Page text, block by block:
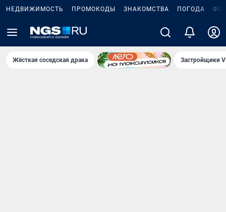
НЕДВИЖИМОСТЬ ПРОМОКОДЫ ЗНАКОМСТВА ПОГОДА
Жёсткая соседская драка Застройщики